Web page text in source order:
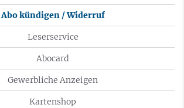
Abo kündigen / Widerruf
Leserservice
Abocard
Gewerbliche Anzeigen
Kartenshop